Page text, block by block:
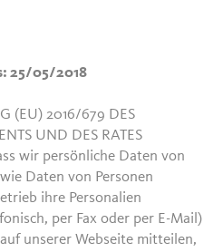
25/05/2018
(EU) 2016/679 DES
UND DES RATES
wir persönliche Daten von
Daten von Personen
ihre Personalien
per Fax oder per E-Mail)
unserer Webseite mitteilen,